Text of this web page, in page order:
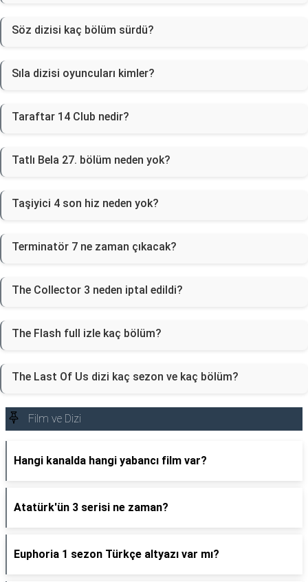
Söz dizisi kaç bölüm sürdü?
Sıla dizisi oyuncuları kimler?
Taraftar 14 Club nedir?
Tatlı Bela 27. bölüm neden yok?
Taşiyici 4 son hiz neden yok?
Terminatör 7 ne zaman çıkacak?
The Collector 3 neden iptal edildi?
The Flash full izle kaç bölüm?
The Last Of Us dizi kaç sezon ve kaç bölüm?
Film ve Dizi
Hangi kanalda hangi yabancı film var?
Atatürk'ün 3 serisi ne zaman?
Euphoria 1 sezon Türkçe altyazı var mı?